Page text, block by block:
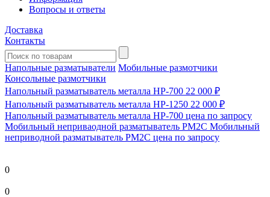
Вопросы и ответы
Доставка
Контакты
Напольные разматыватели Мобильные размотчики
Консольные размотчики
Напольный разматыватель металла HP-700 22 000 ₽
Напольный разматыватель металла HP-1250 22 000 ₽
Напольный разматыватель металла HP-700 цена по запросу
Мобильный непривaодной разматыватель РМ2С Мобильный
неприводной разматыватель РМ2С цена по запросу
0
0